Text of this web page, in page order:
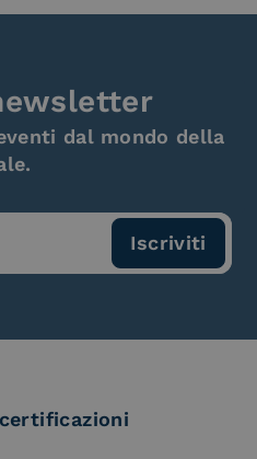
dal mondo della